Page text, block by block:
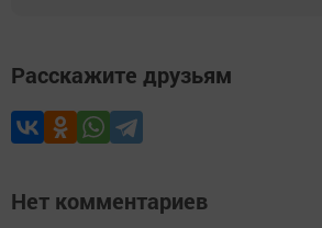
Расскажите друзьям
Нет комментариев